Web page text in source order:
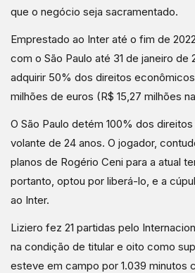
que o negócio seja sacramentado.
Emprestado ao Inter até o fim de
com o São Paulo até 31 de janeiro de
adquirir 50% dos direitos
milhões de euros (R$ 15,27 milhões
O São Paulo detém 100% dos
volante de 24 anos. O jogador,
planos de Rogério Ceni para a atual
portanto, optou por liberá-lo, e a
ao Inter.
Liziero fez 21 partidas pelo
na condição de titular e oito como
esteve em campo por 1.039 minutos